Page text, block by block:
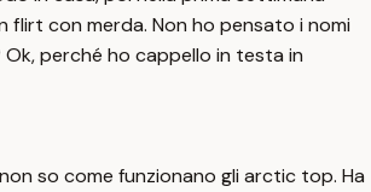
flirt con merda. Non ho pensato i nomi
perché ho cappello in testa in
so come funzionano gli arctic top. Ha